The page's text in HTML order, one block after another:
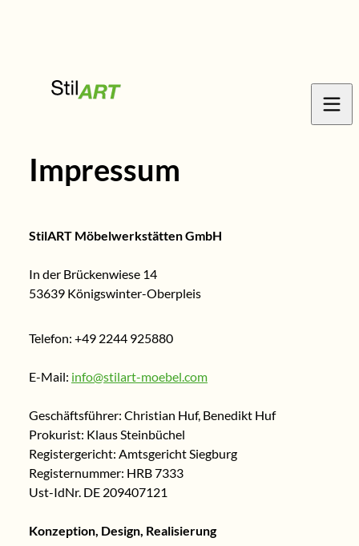
Impressum
StilART Möbelwerkstätten GmbH
In der Brückenwiese 14
53639 Königswinter-Oberpleis
Telefon: +49 2244 925880
E-Mail: info@stilart-moebel.com
Geschäftsführer: Christian Huf, Benedikt Huf
Prokurist: Klaus Steinbüchel
Registergericht: Amtsgericht Siegburg
Registernummer: HRB 7333
Ust-IdNr. DE 209407121
Konzeption, Design, Realisierung